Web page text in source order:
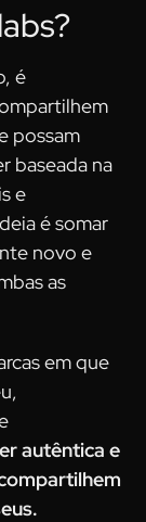
é
possam
baseada na
e
é somar
novo e
as
em que
autêntica e